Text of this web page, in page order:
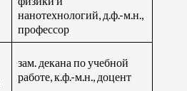
нанотехнологий, д.ф.-м.н.,
профессор
зам. декана по учебной
работе, к.ф.-м.н., доцент